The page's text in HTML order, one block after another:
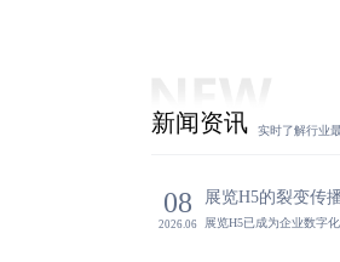
新闻资讯 实时了解行业
08
2026.06
展览H5的裂变传